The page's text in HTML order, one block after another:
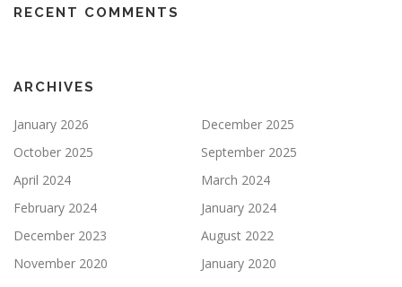
RECENT COMMENTS
ARCHIVES
January 2026
December 2025
October 2025
September 2025
April 2024
March 2024
February 2024
January 2024
December 2023
August 2022
November 2020
January 2020